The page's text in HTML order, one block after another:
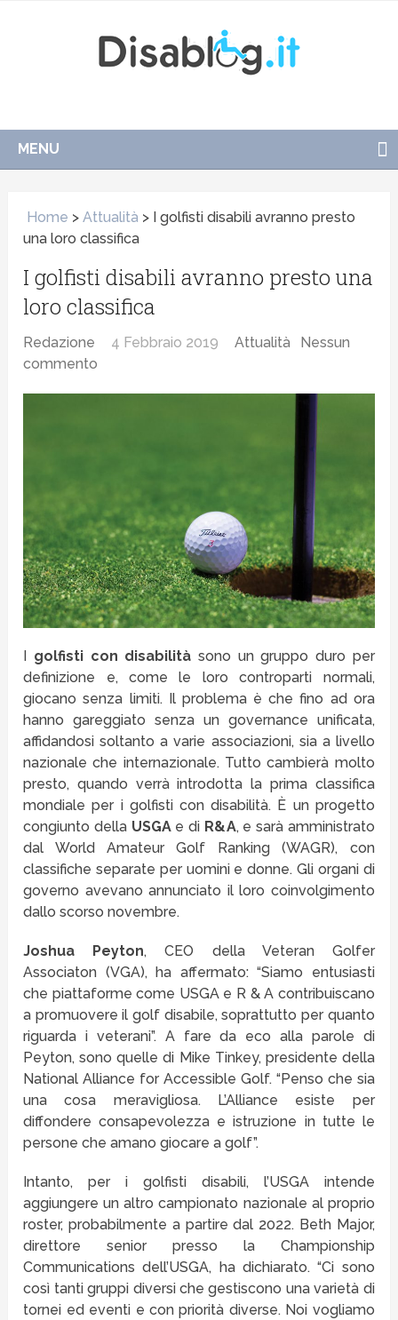
MENU
Home >Attualità >
I golfisti disabili avranno presto
una loro classifica
I golfisti disabili avranno presto una
loro classifica
Redazione 4 Febbraio 2019 Attualità
Nessun
commento
I golfisti con disabilità sono un gruppo duro per
definizione e, come le loro controparti normali,
giocano senza limiti. Il problema è che fino ad ora
hanno gareggiato senza un governance unificata,
affidandosi soltanto a varie associazioni, sia a livello
nazionale che internazionale. Tutto cambierà molto
presto, quando verrà introdotta la prima classifica
mondiale per i golfisti con disabilità. È un progetto
congiunto della USGAe di R&A, e sarà amministrato
dal World Amateur Golf Ranking (WAGR), con
classifiche separate per uomini e donne. Gli organi di
governo avevano annunciato il loro coinvolgimento
dallo scorso novembre.
Joshua Peyton, CEO della Veteran Golfer
Associaton (VGA), ha affermato: “Siamo entusiasti
che piattaforme come USGA e R & A contribuiscano
a promuovere il golf disabile, soprattutto per quanto
riguarda i veterani”. A fare da eco alla parole di
Peyton, sono quelle di Mike Tinkey, presidente della
National Alliance for Accessible Golf. “Penso che sia
una cosa meravigliosa. L’Alliance esiste per
diffondere consapevolezza e istruzione in tutte le
persone che amano giocare a golf”.
Intanto, per i golfisti disabili, l’USGA intende
aggiungere un altro campionato nazionale al proprio
roster, probabilmente a partire dal 2022. Beth Major,
direttore senior presso la Championship
Communications dell’USGA, ha dichiarato. “Ci sono
così tanti gruppi diversi che gestiscono una varietà di
tornei ed eventi e con priorità diverse. Noi vogliamo